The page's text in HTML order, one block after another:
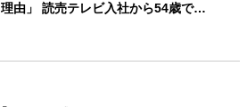
理由」 読売テレビ入社から54歳で…